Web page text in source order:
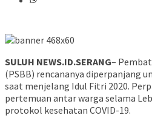
SULUH NEWS.ID.SERANG–
(PSBB) rencananya diperpanjang
saat menjelang Idul Fitri 2020.
pertemuan antar warga selama
protokol kesehatan COVID-19.